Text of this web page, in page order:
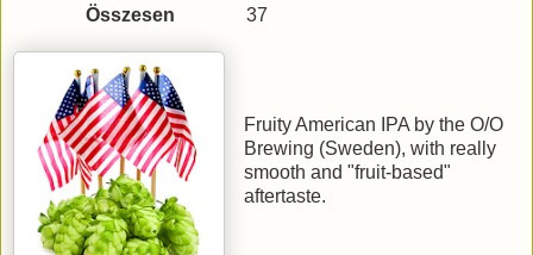
Összesen
37
Fruity American IPA by the O/O
Brewing (Sweden), with really
smooth and "fruit-based"
aftertaste.